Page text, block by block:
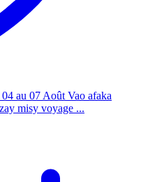
au 07 Août Vao afaka
misy voyage ...